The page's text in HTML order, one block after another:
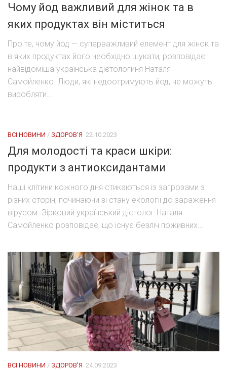
Чому йод важливий для жінок та в
яких продуктах він міститься
Про те, чому йод — суперважливий елемент для жінок та
в яких продуктах його необхідно шукати, розповідає
найвідоміша українська дієтологиня Наталя
Самойленко. Люди, які недоотримують йод, не можуть
виробляти...
ВСІ НОВИНИ / ЗДОРОВ'Я 22.10.2023
Для молодості та краси шкіри:
продукти з антиоксидантами
Наші клітини кожного дня стикаються із загрозами з
різних сторін, починаючи зі стану екології до зараження
вірусом. Зірковий український дієтолог Наталя
Самойленко розповідає, що існує безліч поживних...
ВСІ НОВИНИ / ЗДОРОВ'Я 24.09.2023